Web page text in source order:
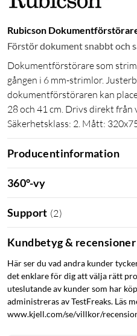
Rubicson
Förstör dokument snabbt och
Dokumentförstörare som
gången i 6 mm-strimlor.
dokumentförstöraren kan
28 och 41 cm. Drivs direkt från
Säkerhetsklass: 2. Mått:
Producentinformation
360°-vy
Support (2)
Kundbetyg & recensioner
Här ser du vad andra kunder
det enklare för dig att välja rätt
uteslutande av kunder som har
administreras av TestFreaks. Läs
www.kjell.com/se/villkor/